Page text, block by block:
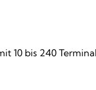
10 bis 240